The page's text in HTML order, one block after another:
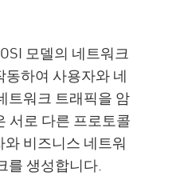
OSI 모델의 네트워크
동하여 사용자와 네
트워크 트래픽을 암
서로 다른 프로토콜
비즈니스 네트워
를 생성합니다.